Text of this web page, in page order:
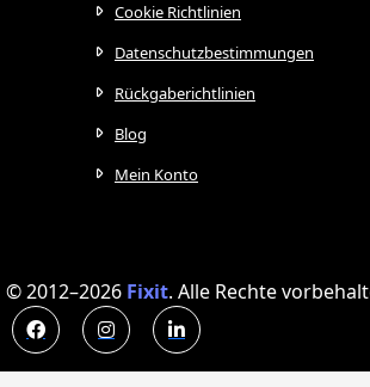
Cookie Richtlinien
Datenschutzbestimmungen
Rückgaberichtlinien
Blog
Mein Konto
© 2012–2026 Fixit. Alle Rechte